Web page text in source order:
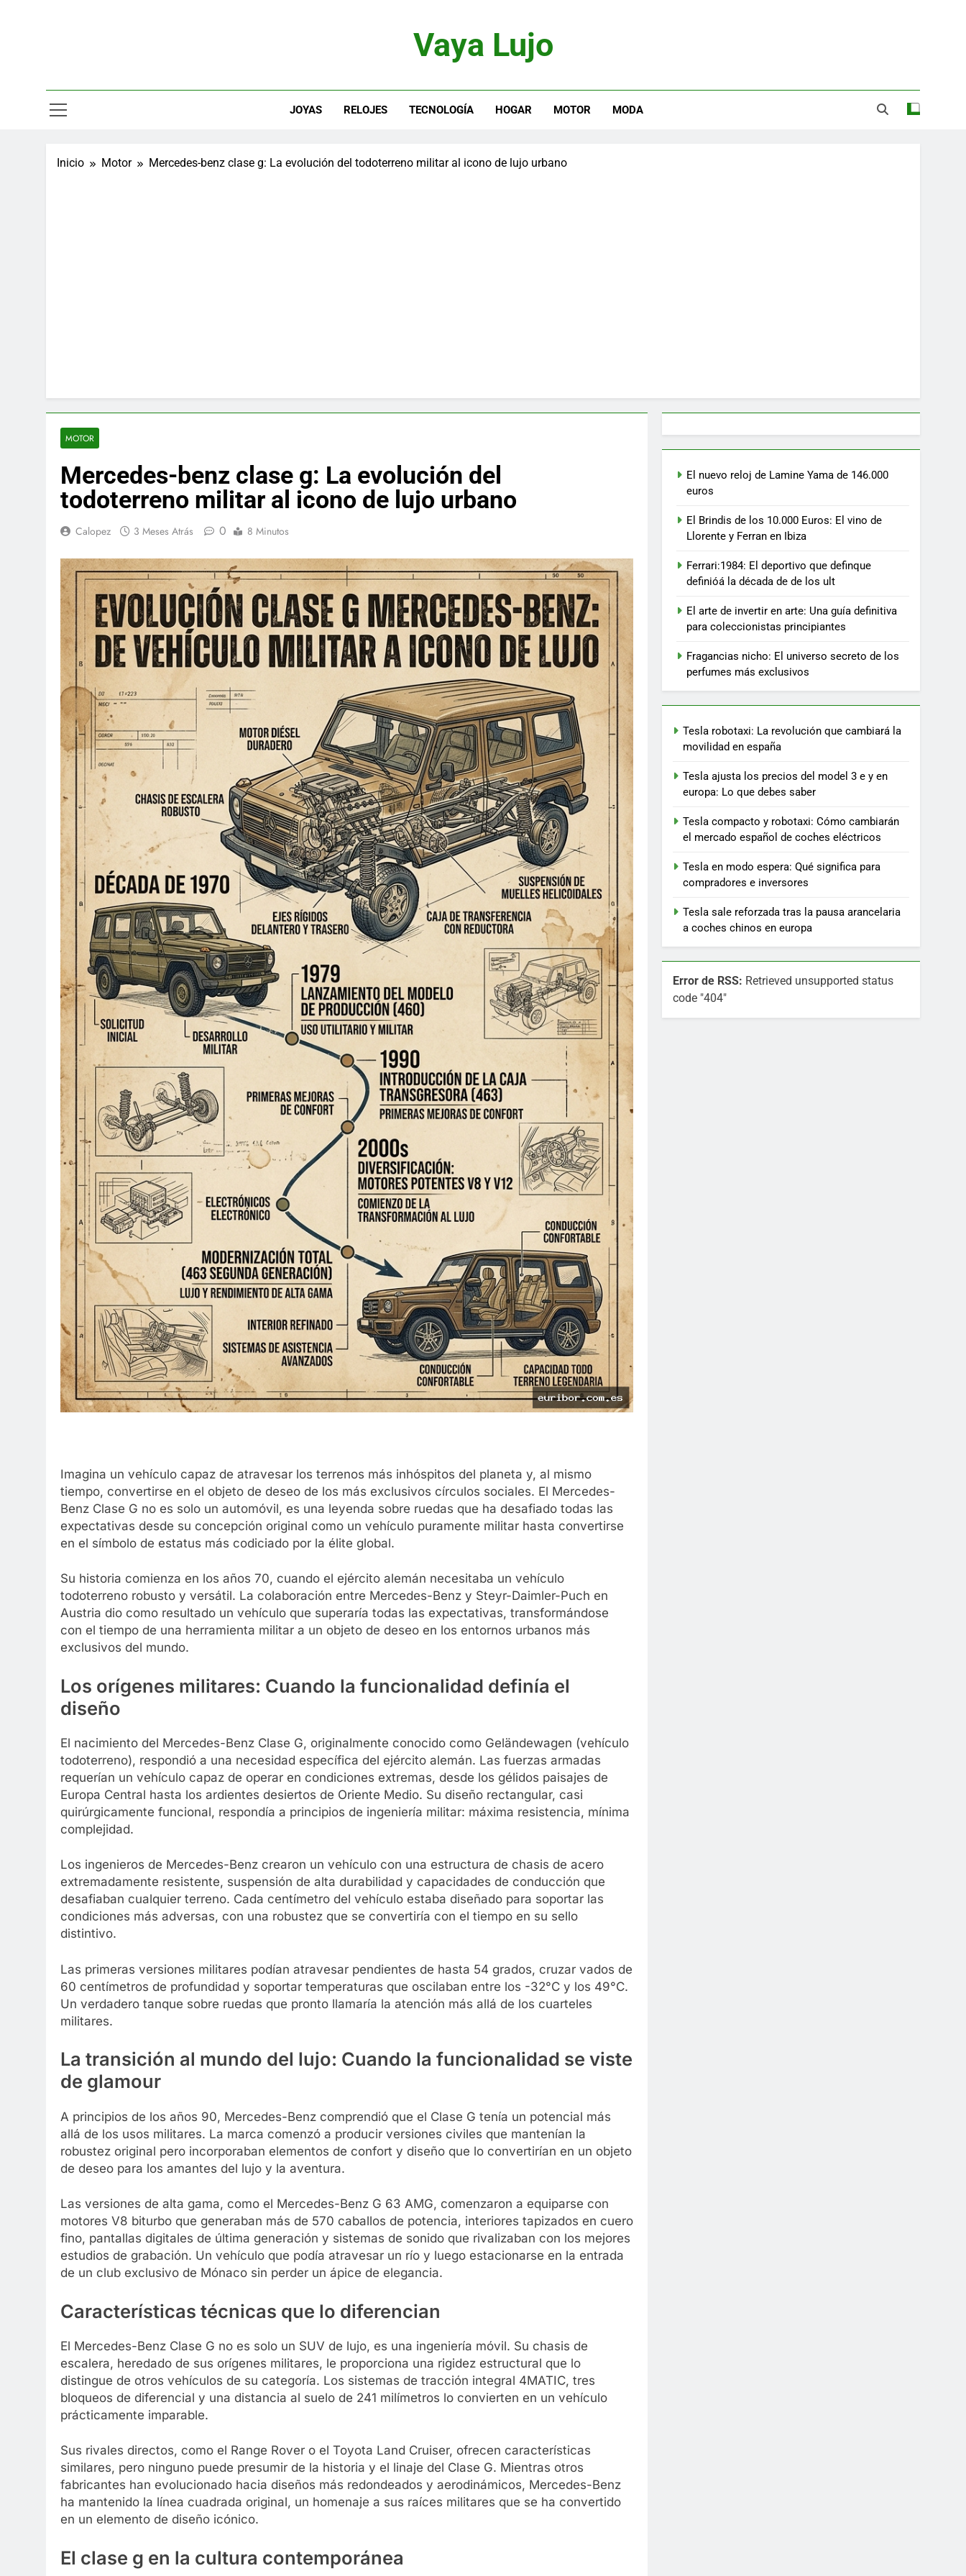
Vaya Lujo
JOYAS RELOJES TECNOLOGÍA HOGAR MOTOR MODA
Inicio Motor Mercedes-benz clase g: La evolución del todoterreno militar al icono de lujo urbano
MOTOR
Mercedes-benz clase g: La evolución del
todoterreno militar al icono de lujo urbano
Calopez 3 Meses Atrás 0 8 Minutos
Imagina un vehículo capaz de atravesar los terrenos más inhóspitos del planeta y, al mismo
tiempo, convertirse en el objeto de deseo de los más exclusivos círculos sociales. El Mercedes-
Benz Clase G no es solo un automóvil, es una leyenda sobre ruedas que ha desafiado todas las
expectativas desde su concepción original como un vehículo puramente militar hasta convertirse
en el símbolo de estatus más codiciado por la élite global.
Su historia comienza en los años 70, cuando el ejército alemán necesitaba un vehículo
todoterreno robusto y versátil. La colaboración entre Mercedes-Benz y Steyr-Daimler-Puch en
Austria dio como resultado un vehículo que superaría todas las expectativas, transformándose
con el tiempo de una herramienta militar a un objeto de deseo en los entornos urbanos más
exclusivos del mundo.
Los orígenes militares: Cuando la funcionalidad definía el
diseño
El nacimiento del Mercedes-Benz Clase G, originalmente conocido como Geländewagen (vehículo
todoterreno), respondió a una necesidad específica del ejército alemán. Las fuerzas armadas
requerían un vehículo capaz de operar en condiciones extremas, desde los gélidos paisajes de
Europa Central hasta los ardientes desiertos de Oriente Medio. Su diseño rectangular, casi
quirúrgicamente funcional, respondía a principios de ingeniería militar: máxima resistencia, mínima
complejidad.
Los ingenieros de Mercedes-Benz crearon un vehículo con una estructura de chasis de acero
extremadamente resistente, suspensión de alta durabilidad y capacidades de conducción que
desafiaban cualquier terreno. Cada centímetro del vehículo estaba diseñado para soportar las
condiciones más adversas, con una robustez que se convertiría con el tiempo en su sello
distintivo.
Las primeras versiones militares podían atravesar pendientes de hasta 54 grados, cruzar vados de
60 centímetros de profundidad y soportar temperaturas que oscilaban entre los -32°C y los 49°C.
Un verdadero tanque sobre ruedas que pronto llamaría la atención más allá de los cuarteles
militares.
La transición al mundo del lujo: Cuando la funcionalidad se viste
de glamour
A principios de los años 90, Mercedes-Benz comprendió que el Clase G tenía un potencial más
allá de los usos militares. La marca comenzó a producir versiones civiles que mantenían la
robustez original pero incorporaban elementos de confort y diseño que lo convertirían en un objeto
de deseo para los amantes del lujo y la aventura.
Las versiones de alta gama, como el Mercedes-Benz G 63 AMG, comenzaron a equiparse con
motores V8 biturbo que generaban más de 570 caballos de potencia, interiores tapizados en cuero
fino, pantallas digitales de última generación y sistemas de sonido que rivalizaban con los mejores
estudios de grabación. Un vehículo que podía atravesar un río y luego estacionarse en la entrada
de un club exclusivo de Mónaco sin perder un ápice de elegancia.
Características técnicas que lo diferencian
El Mercedes-Benz Clase G no es solo un SUV de lujo, es una ingeniería móvil. Su chasis de
escalera, heredado de sus orígenes militares, le proporciona una rigidez estructural que lo
distingue de otros vehículos de su categoría. Los sistemas de tracción integral 4MATIC, tres
bloqueos de diferencial y una distancia al suelo de 241 milímetros lo convierten en un vehículo
prácticamente imparable.
Sus rivales directos, como el Range Rover o el Toyota Land Cruiser, ofrecen características
similares, pero ninguno puede presumir de la historia y el linaje del Clase G. Mientras otros
fabricantes han evolucionado hacia diseños más redondeados y aerodinámicos, Mercedes-Benz
ha mantenido la línea cuadrada original, un homenaje a sus raíces militares que se ha convertido
en un elemento de diseño icónico.
El clase g en la cultura contemporánea
El nuevo reloj de Lamine Yama de 146.000
euros
El Brindis de los 10.000 Euros: El vino de
Llorente y Ferran en Ibiza
Ferrari:1984: El deportivo que definque
definióá la década de de los ult
El arte de invertir en arte: Una guía definitiva
para coleccionistas principiantes
Fragancias nicho: El universo secreto de los
perfumes más exclusivos
Tesla robotaxi: La revolución que cambiará la
movilidad en españa
Tesla ajusta los precios del model 3 e y en
europa: Lo que debes saber
Tesla compacto y robotaxi: Cómo cambiarán
el mercado español de coches eléctricos
Tesla en modo espera: Qué significa para
compradores e inversores
Tesla sale reforzada tras la pausa arancelaria
a coches chinos en europa
Error de RSS: Retrieved unsupported status
code "404"